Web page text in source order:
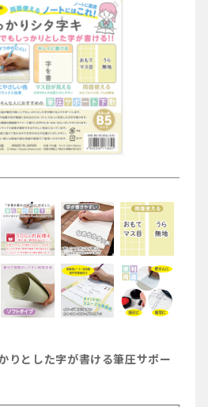
りとした字が書ける筆圧サポー